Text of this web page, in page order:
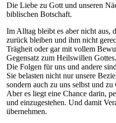
Die Liebe zu Gott und unseren
biblischen Botschaft.
Im Alltag bleibt es aber nicht aus,
zurück bleiben und ihm nicht
Trägheit oder gar mit vollem
Gegensatz zum Heilswillen Gottes.
Die Folgen für uns und andere
Sie belasten nicht nur unsere
sondern auch zu uns selbst und zu
Aber es liegt eine Chance darin,
und einzugestehen. Und damit
übernehmen.